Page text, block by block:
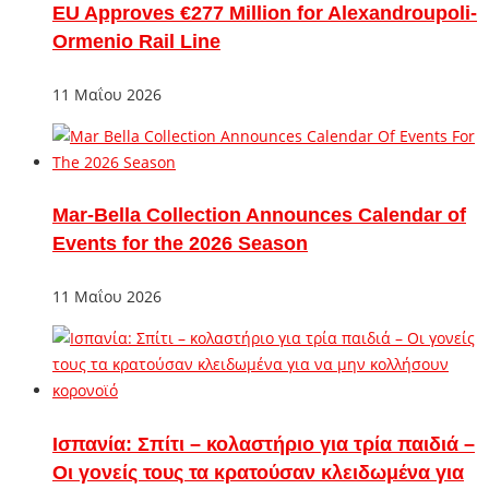
EU Approves €277 Million for Alexandroupoli-
Ormenio Rail Line
11 Μαΐου 2026
Mar-Bella Collection Announces Calendar of
Events for the 2026 Season
11 Μαΐου 2026
Ισπανία: Σπίτι – κολαστήριο για τρία παιδιά –
Οι γονείς τους τα κρατούσαν κλειδωμένα για